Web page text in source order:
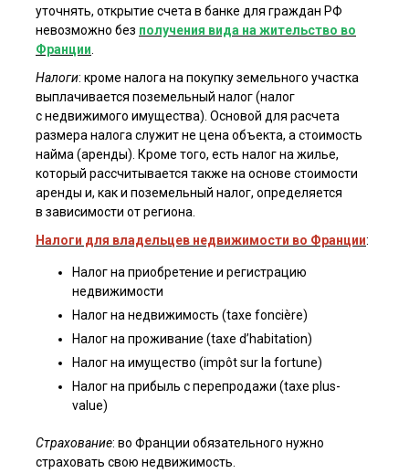
Я ознакомлен(а) с пользовательским соглашением, а также даю
Отправить
уточнять, открытие счета в банке для граждан РФ
невозможно без получения вида на жительство во
Франции
Налоги: кроме налога на покупку земельного участка
выплачивается поземельный налог (налог
с недвижимого имущества). Основой для расчета
размера налога служит не цена объекта, а стоимость
найма (аренды). Кроме того, есть налог на жилье,
который рассчитывается также на основе стоимости
аренды и, как и поземельный налог, определяется
в зависимости от региона.
Налоги для владельцев недвижимости во Франции:
Налог на приобретение и регистрацию
недвижимости
Налог на недвижимость (taxe foncière)
Налог на проживание (taxe d’habitation)
Налог на имущество (impôt sur la fortune)
Налог на прибыль с перепродажи (taxe plus-
value)
Страхование: во Франции обязательного нужно
страховать свою недвижимость.